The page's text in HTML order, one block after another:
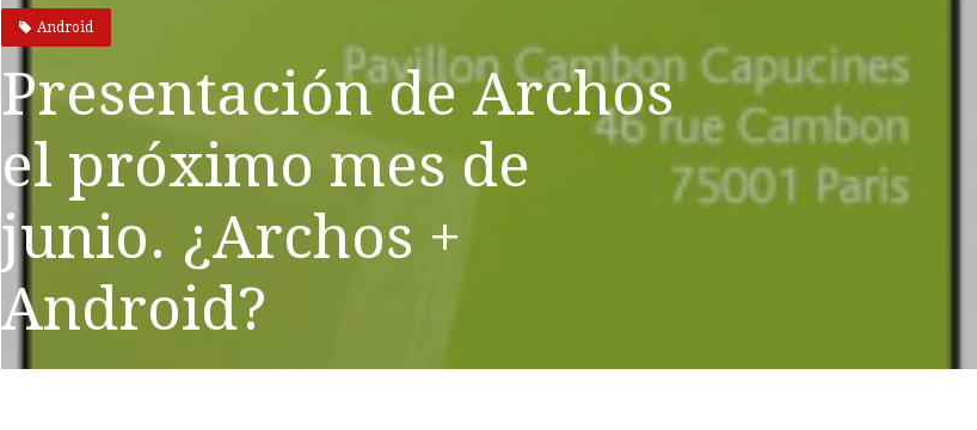
Android
Presentación de Archos
el próximo mes de
junio. ¿Archos +
Android?